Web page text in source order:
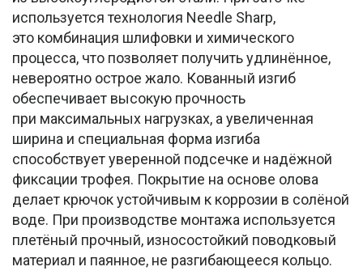
используется технология Needle Sharp,
это комбинация шлифовки и химического
процесса, что позволяет получить удлинённое,
невероятно острое жало. Кованный изгиб
обеспечивает высокую прочность
при максимальных нагрузках, а увеличенная
ширина и специальная форма изгиба
способствует уверенной подсечке и надёжной
фиксации трофея. Покрытие на основе олова
делает крючок устойчивым к коррозии в солёной
воде. При производстве монтажа используется
плетёный прочный, износостойкий поводковый
материал и паянное, не разгибающееся кольцо.